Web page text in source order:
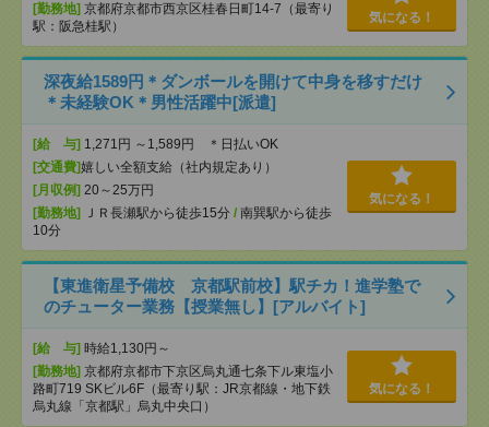
[勤務地] 京都府京都市西京区桂春日町14-7（最寄り
駅：阪急桂駅）
気になる！
深夜給1589円＊ダンボールを開けて中身を移すだけ
＊未経験OK＊男性活躍中[派遣]
[給 与] 1,271円 ～1,589円 ＊日払いOK
[交通費]嬉しい全額支給（社内規定あり）
[月収例] 20～25万円
[勤務地]
ＪＲ長瀬駅から徒歩15分 / 南巽駅から徒歩
10分
気になる！
【東進衛星予備校 京都駅前校】駅チカ！進学塾で
のチューター業務【授業無し】[アルバイト]
[給 与] 時給1,130円～
[勤務地] 京都府京都市下京区烏丸通七条下ル東塩小
路町719 SKビル6F（最寄り駅：JR京都線・地下鉄
烏丸線「京都駅」烏丸中央口）
気になる！